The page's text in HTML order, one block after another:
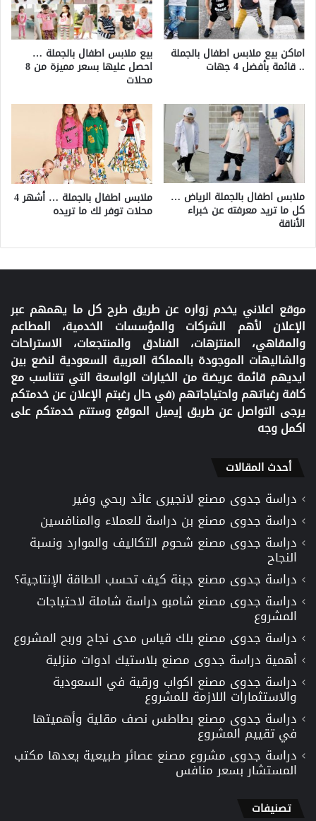
اماكن بيع ملابس اطفال بالجملة
.. قائمة بأفضل 4 جهات
بيع ملابس اطفال بالجملة …
احصل عليها بسعر مميزة من 8
محلات
ملابس اطفال بالجملة الرياض …
كل ما تريد معرفته عن خبراء
الأناقة
ملابس اطفال بالجملة … أشهر 4
محلات توفر لك ما تريده
موقع اعلاني يخدم زواره عن طريق طرح كل ما يهمهم عبر
الإعلان لأهم الشركات والمؤسسات الخدمية، المطاعم
والمقاهي، المنتزهات، الفنادق والمنتجعات، الاستراحات
والشاليهات الموجودة بالمملكة العربية السعودية لنضع بين
ايديهم قائمة عريضة من الخيارات الواسعة التي تتناسب مع
كافة رغباتهم واحتياجاتهم (في حال رغبتم الإعلان عن خدمتكم
يرجى التواصل عن طريق إيميل الموقع وستتم خدمتكم على
اكمل وجه
أحدث المقالات
دراسة جدوى مصنع لانجيرى عائد ربحي وفير
دراسة جدوى مصنع بن دراسة للعملاء والمنافسين
دراسة جدوى مصنع شحوم التكاليف والموارد ونسبة
النجاح
دراسة جدوى مصنع جبنة كيف تحسب الطاقة الإنتاجية؟
دراسة جدوى مصنع شامبو دراسة شاملة لاحتياجات
المشروع
دراسة جدوى مصنع بلك قياس مدى نجاح وربح المشروع
أهمية دراسة جدوى مصنع بلاستيك ادوات منزلية
دراسة جدوى مصنع اكواب ورقية في السعودية
والاستثمارات اللازمة للمشروع
دراسة جدوى مصنع بطاطس نصف مقلية وأهميتها
في تقييم المشروع
دراسة جدوى مشروع مصنع عصائر طبيعية يعدها مكتب
المستشار بسعر منافس
تصنيفات